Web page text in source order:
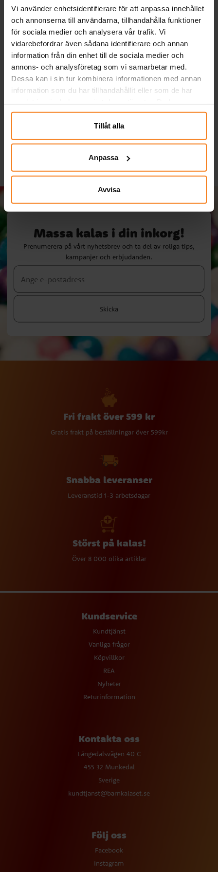
Vi använder enhetsidentifierare för att anpassa innehållet
och annonserna till användarna, tillhandahålla funktioner
för sociala medier och analysera vår trafik. Vi
vidarebefordrar även sådana identifierare och annan
information från din enhet till de sociala medier och
annons- och analysföretag som vi samarbetar med.
Dessa kan i sin tur kombinera informationen med annan
information som du har tillhandahållit eller som de har
närsomhelst ändra ditt samtycke.
Tillåt alla
Anpassa
Avvisa
Ariel - Servetter 20-
pack
Pris:35,00 kr
35,00 kr
Pirates Island - Tallrikar
8-pack
Pris:39,00 kr
39,00 kr
Massa kalas i din inkorg!
Prenumerera på vårt nyhetsbrev och ta del av roliga tips,
kampanjer och erbjudanden.
Skicka
Fri frakt över 599 kr
Gratis frakt på beställningar över 599kr
Snabba leveranser
Leveranstid 1-3 arbetsdagar
Störst på kalas!
Över 8 000 olika artiklar
Kundservice
Kundtjänst
Vanliga frågor
Köpvillkor
REA
Nyheter
Returinformation
Kontakta oss
Långedalsvägen 40 C
455 32 Munkedal
Sverige
kundtjanst@barnkalaset.se
Följ oss
Facebook
Instagram